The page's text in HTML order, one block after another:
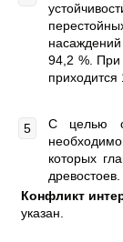
94,2 %. При
приходится
С целью
которых
древостоев.
Конфликт
указан.